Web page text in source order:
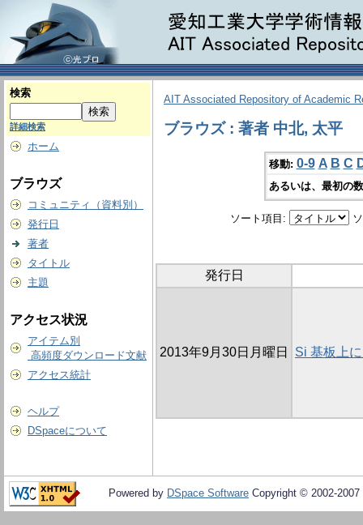
検索
詳細検索
ホーム
ブラウズ
コミュニティ（資料別）
発行日
著者
タイトル
主題
アクセス状況
アイテム別
高頻度ダウンロード文献
アクセス統計
ヘルプ
DSpaceについて
AIT Associated Repository of Academic
ブラウズ : 著者 中北, 太平
移動: 0-9 A B C
あるいは、最初の
ソート項目:
発行日
2013年9月30日月曜日 Si 基板上
Powered by DSpace Software Copyright © 2002-2007